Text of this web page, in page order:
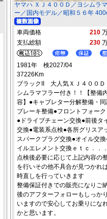
ヤマハ ＸＪ４００Ｄ／ヨシムラ
ー／国内モデル／昭和５６年
車両価格 210
支払総額
230
1981年 検2027/04
37226Km
ブラックII 大人気ＸＪ４００Ｄ
シムラマフラー付き！！【整備
容】●キャブレター分解整備・
ブレーキ整備●フロントフォー
●ドライブチェーン交換●前後タ
交換●電装系点検●各所グリスア
スパークプラグ交換●オイル交
イルエレメント交換ｅｔｃ．．
点検後必要に応じて上記内容の
を行いその他不具合が見つかれ
時直しを行っていきます
整備保証付きでの販売になりご
後のアフターフォローもしっか
いますので安心してお乗りにな
かと思います。